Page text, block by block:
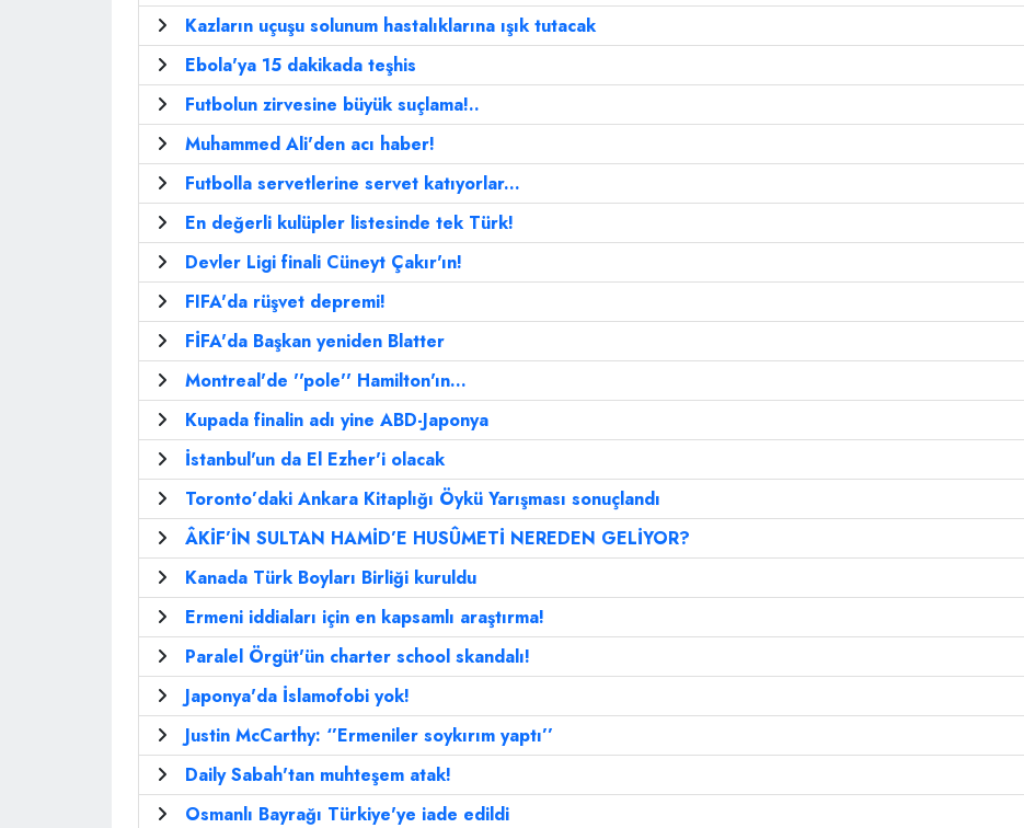
Kazların uçuşu solunum hastalıklarına ışık tutacak
Ebola'ya 15 dakikada teşhis
Futbolun zirvesine büyük suçlama!..
Muhammed Ali'den acı haber!
Futbolla servetlerine servet katıyorlar...
En değerli kulüpler listesinde tek Türk!
Devler Ligi finali Cüneyt Çakır'ın!
FIFA'da rüşvet depremi!
FİFA'da Başkan yeniden Blatter
Montreal'de ''pole'' Hamilton'ın...
Kupada finalin adı yine ABD-Japonya
İstanbul'un da El Ezher'i olacak
Toronto’daki Ankara Kitaplığı Öykü Yarışması sonuçlandı
ÂKİF’İN SULTAN HAMİD’E HUSÛMETİ NEREDEN GELİYOR?
Kanada Türk Boyları Birliği kuruldu
Ermeni iddiaları için en kapsamlı araştırma!
Paralel Örgüt'ün charter school skandalı!
Japonya'da İslamofobi yok!
Justin McCarthy: ‘’Ermeniler soykırım yaptı’’
Daily Sabah'tan muhteşem atak!
Osmanlı Bayrağı Türkiye'ye iade edildi